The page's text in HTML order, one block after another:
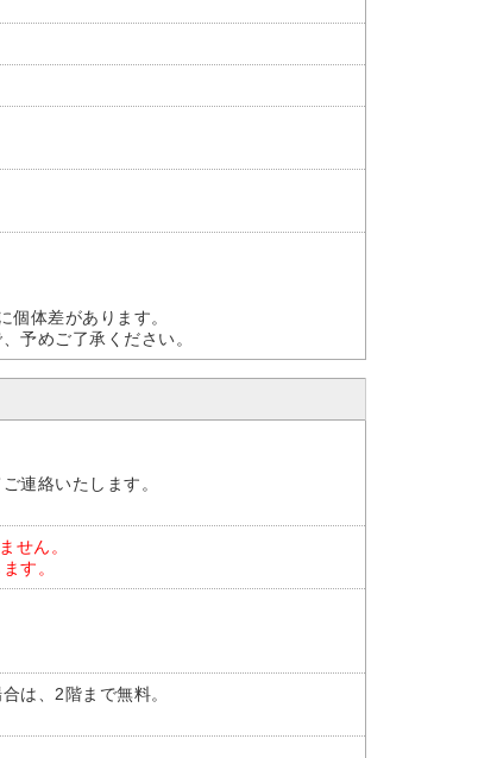
体差があります。
予めご了承ください。
連絡いたします。
せん。
す。
は、2階まで無料。